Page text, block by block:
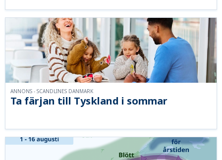
Ta färjan till Tyskland i sommar
ANNONS - SCANDLINES DANMARK